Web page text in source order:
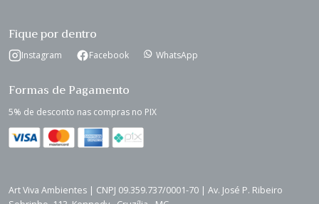
Fique por dentro
Instagram Facebook WhatsApp
Formas de Pagamento
5% de desconto nas compras no PIX
Art Viva Ambientes | CNPJ 09.359.737/0001-70 | Av. José P. Ribeiro